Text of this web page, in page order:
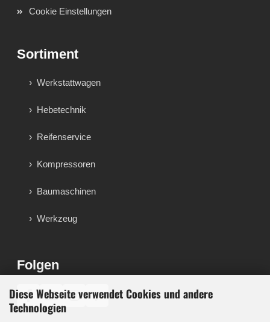
Diese Webseite verwendet Cookies und andere
Technologien
Cookie Einstellungen
Sortiment
Werkstattwagen
Hebetechnik
Reifenservice
Kompressoren
Baumaschinen
Werkzeug
Folgen
♪